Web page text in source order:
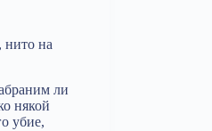
нито на
ли
някой
убие,